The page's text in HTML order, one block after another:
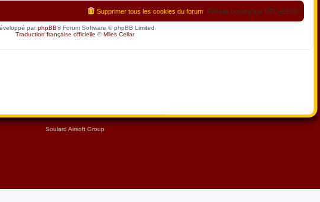
Fuseau horaire sur UTC+02:00
Supprimer tous les cookies du forum
parphpBB® Forum Software © phpBB Limited
Traduction française officielle ©Miles Cellar
Soulard Airsoft Group